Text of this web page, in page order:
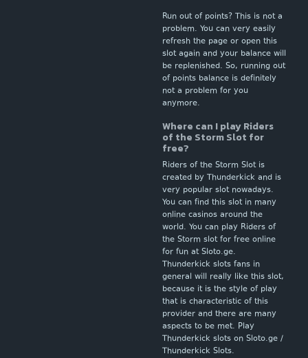
Run out of points? This is not a
problem. You can very easily
refresh the page or open this
slot again and your balance will
be replenished. So, running out
of points balance is definitely
not a problem for you
anymore.
Where can I play Riders
of the Storm Slot for
free?
Riders of the Storm Slot is
created by Thunderkick and is
very popular slot nowadays.
You can find this slot in many
online casinos around the
world. You can play Riders of
the Storm slot for free online
for fun at Sloto.ge.
Thunderkick slots fans in
general will really like this slot,
because it is the style of play
that is characteristic of this
provider and there are many
aspects to be met. Play
Thunderkick slots on Sloto.ge /
Thunderkick Slots.